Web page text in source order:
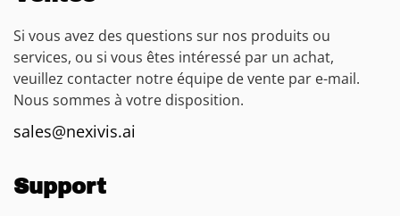
Si vous avez des questions sur nos produits ou
services, ou si vous êtes intéressé par un achat,
veuillez contacter notre équipe de vente par e-mail.
Nous sommes à votre disposition.
sales@nexivis.ai
Support